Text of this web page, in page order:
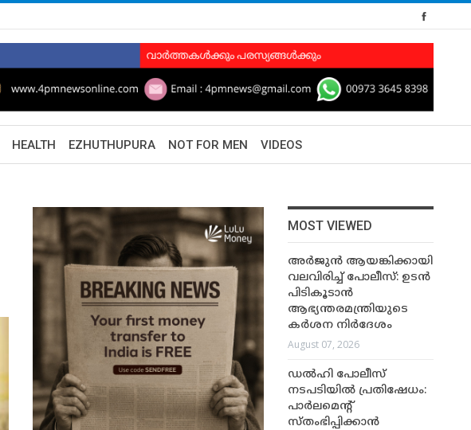
HEALTH EZHUTHUPURA NOT FOR MEN VIDEOS
MOST VIEWED
അർജുൻ ആയങ്കിക്കായി
വലവിരിച്ച് പോലീസ്: ഉടൻ
പിടികൂടാൻ
ആഭ്യന്തരമന്ത്രിയുടെ
കർശന നിർദേശം
August 07, 2026
ഡൽഹി പോലീസ്
നടപടിയിൽ പ്രതിഷേധം:
പാർലമെന്റ്
സ്തംഭിപ്പിക്കാൻ